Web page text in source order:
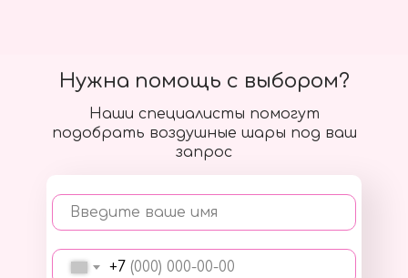
Наши специалисты помогут
подобрать воздушные шары под ваш
запрос
Введите ваше имя
+7
Нужна помощь с выбором?